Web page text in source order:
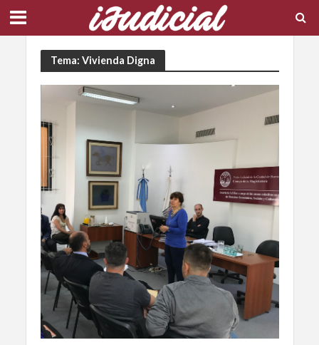
Tema: Vivienda Digna